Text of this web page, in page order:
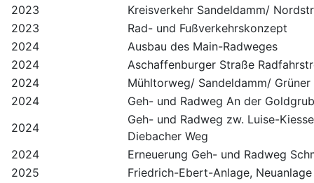
2023
Kreisverkehr Sandeldamm/
2023
Rad- und Fußverkehrskonzept
2024
Ausbau des Main-Radweges
2024
Aschaffenburger Straße
2024
Mühltorweg/ Sandeldamm/
2024
Geh- und Radweg An der
2024
Geh- und Radweg zw. Luise-
Diebacher Weg
2024
Erneuerung Geh- und Radweg
2025
Friedrich-Ebert-Anlage,